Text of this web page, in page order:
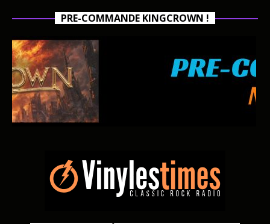
PRE-COMMANDE KINGCROWN !